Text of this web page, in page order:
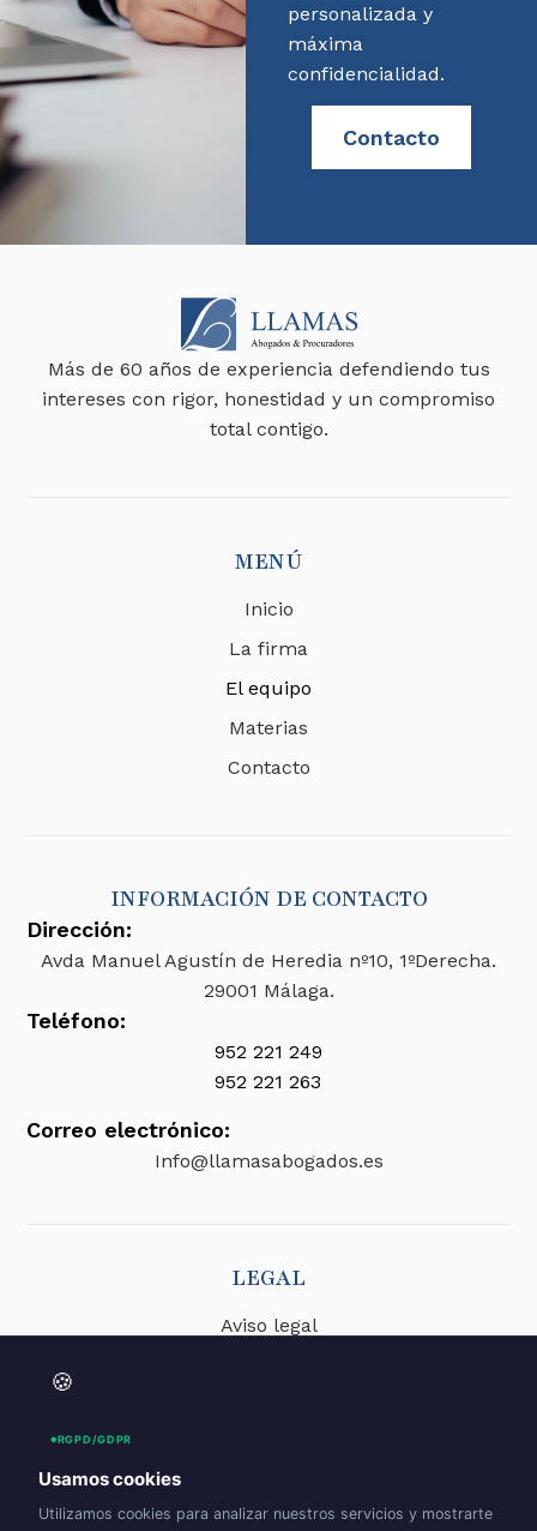
personalizada y
máxima
confidencialidad.
Contacto
Más de 60 años de experiencia defendiendo tus
intereses con rigor, honestidad y un compromiso
total contigo.
MENÚ
Inicio
La firma
El equipo
Materias
Contacto
INFORMACIÓN DE CONTACTO
Dirección:
Avda Manuel Agustín de Heredia nº10, 1ºDerecha.
29001 Málaga.
Teléfono:
952 221 249
952 221 263
Correo electrónico:
Info@llamasabogados.es
LEGAL
Aviso legal
🍪
RGPD/GDPR
Usamos cookies
Utilizamos cookies para analizar nuestros servicios y mostrarte